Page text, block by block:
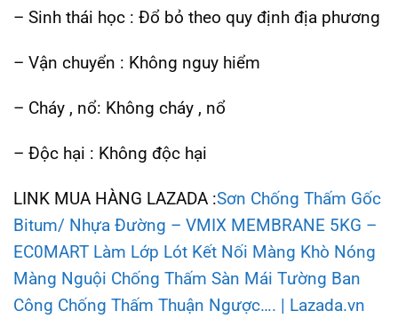
– Sinh thái học : Đổ bỏ theo quy định địa phương
– Vận chuyển : Không nguy hiểm
– Cháy , nổ: Không cháy , nổ
– Độc hại : Không độc hại
LINK MUA HÀNG LAZADA :Sơn Chống Thấm Gốc
Bitum/ Nhựa Đường – VMIX MEMBRANE 5KG –
EC0MART Làm Lớp Lót Kết Nối Màng Khò Nóng
Màng Nguội Chống Thấm Sàn Mái Tường Ban
Công Chống Thấm Thuận Ngược…. | Lazada.vn